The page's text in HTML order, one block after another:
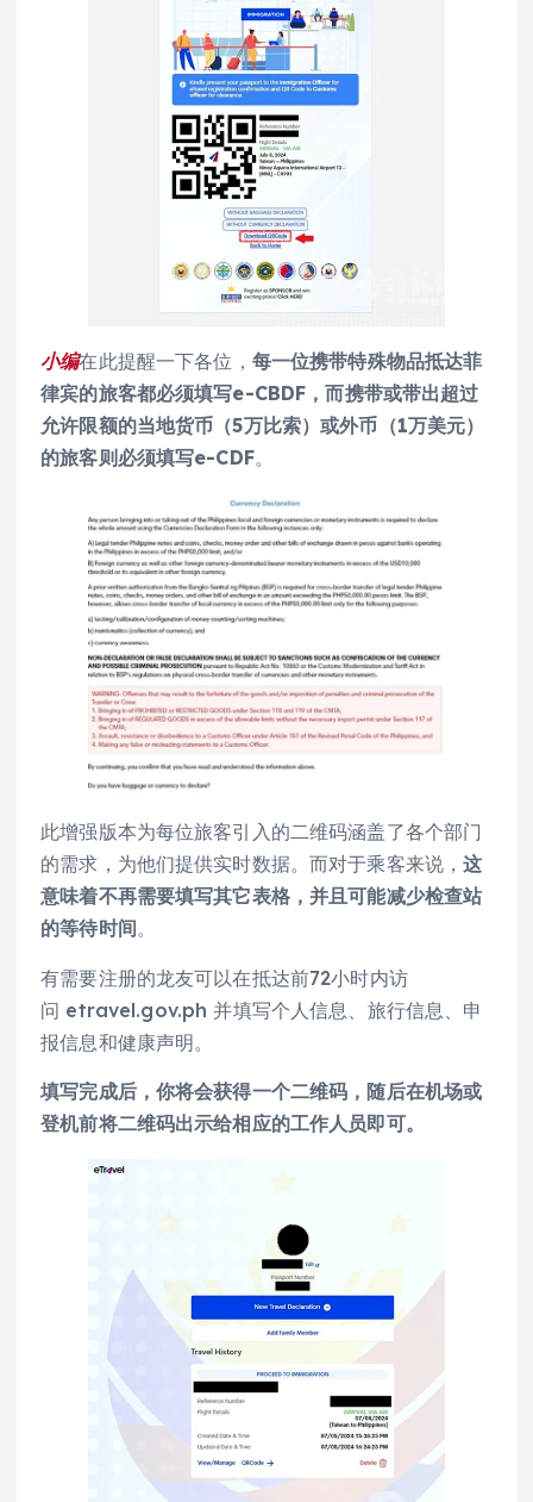
小编在此提醒一下各位， 每一位携带特殊物品抵达菲
律宾的旅客都必须填写e-CBDF，而携带或带出超过
允许限额的当地货币（5万比索）或外币（1万美元）
的旅客则必须填写e-CDF。
此增强版本为每位旅客引入的二维码涵盖了各个部门
的需求，为他们提供实时数据。而对于乘客来说，这
意味着不再需要填写其它表格，并且可能减少检查站
的等待时间。
有需要注册的龙友可以在抵达前72小时内访
问 etravel.gov.ph 并填写个人信息、旅行信息、申
报信息和健康声明。
填写完成后，你将会获得一个二维码，随后在机场或
登机前将二维码出示给相应的工作人员即可。